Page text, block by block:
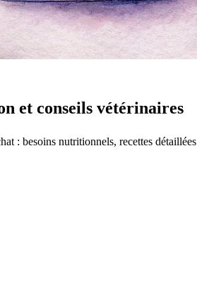
et conseils vétérinaires
: besoins nutritionnels, recettes